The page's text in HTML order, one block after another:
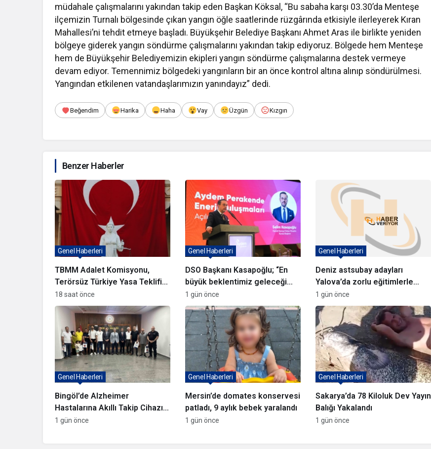
müdahale çalışmalarını yakından takip eden Başkan Köksal, “Bu sabaha karşı 03.30’da Menteşe
ilçemizin Turnalı bölgesinde çıkan yangın öğle saatlerinde rüzgârında etkisiyle ilerleyerek Kıran
Mahallesi’ni tehdit etmeye başladı. Büyükşehir Belediye Başkanı Ahmet Aras ile birlikte yeniden
bölgeye giderek yangın söndürme çalışmalarını yakından takip ediyoruz. Bölgede hem Menteşe
hem de Büyükşehir Belediyemizin ekipleri yangın söndürme çalışmalarına destek vermeye
devam ediyor. Temennimiz bölgedeki yangınların bir an önce kontrol altına alınıp söndürülmesi.
Yangından etkilenen vatandaşlarımızın yanındayız” dedi.
Beğendim Harika Haha Vay Üzgün Kızgın
Benzer Haberler
TBMM Adalet Komisyonu,
Terörsüz Türkiye Yasa Teklifini
Görüşmeye Başladı
Genel Haberleri
18 saat önce
DSO Başkanı Kasapoğlu; “En
büyük beklentimiz geleceği
güvenle planlayabileceğimiz
istikrarlı bir yatırım ortamıdır”
Genel Haberleri
1 gün önce
Deniz astsubay adayları
Yalova’da zorlu eğitimlerle
hazırlanıyor
Genel Haberleri
1 gün önce
Bingöl’de Alzheimer
Hastalarına Akıllı Takip Cihazı
Dağıtıldı
Genel Haberleri
1 gün önce
Mersin’de domates konservesi
patladı, 9 aylık bebek yaralandı
Genel Haberleri
1 gün önce
Sakarya’da 78 Kiloluk Dev Yayın
Balığı Yakalandı
Genel Haberleri
1 gün önce